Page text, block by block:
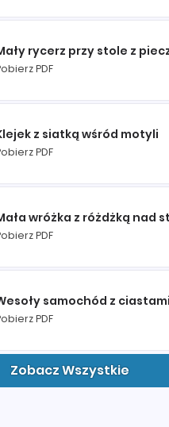
rycerz przy stole z
PDF
z siatką wśród motyli
PDF
wróżka z różdżką nad
PDF
samochód z
PDF
Zobacz Wszystkie